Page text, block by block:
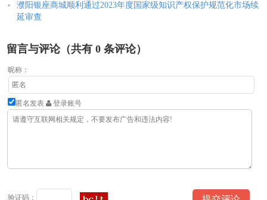
濮阳银座商城顺利通过2023年度国家级知识产权保护规范化市场续
延审查
留言与评论（共有 0 条评论）
昵称：
匿名发表 登录账号
验证码：